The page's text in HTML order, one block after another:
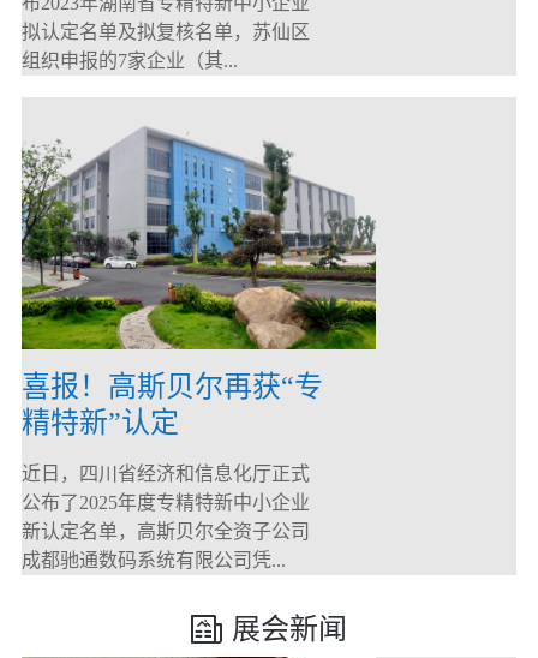
拟认定名单及拟复核名单，苏仙区
组织申报的7家企业（其...
喜报！高斯贝尔再获“专
精特新”认定
近日，四川省经济和信息化厅正式
公布了2025年度专精特新中小企业
新认定名单，高斯贝尔全资子公司
成都驰通数码系统有限公司凭...
展会新闻